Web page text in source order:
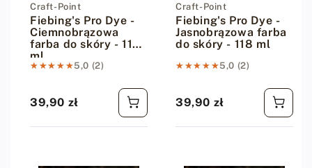
Dostawca:
Craft-Point
Fiebing's Pro Dye -
Ciemnobrązowa
farba do skóry - 118
ml
★★★★★
★★★★★5,0 (2)
Cena regularna
39,90 zł
Dostawca:
Craft-Point
Fiebing's Pro Dye -
Jasnobrązowa farba
do skóry - 118 ml
★★★★★
★★★★★5,0 (2)
Cena regularna
39,90 zł